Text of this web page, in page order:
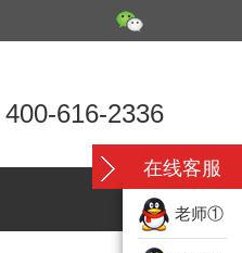
400-616-2336
在线客服
老师①